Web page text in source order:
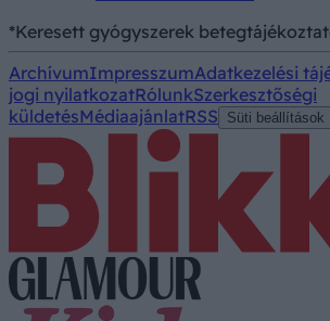
*Keresett gyógyszerek
ArchívumImpresszumAdatkezelési
jogi nyilatkozatRólunkSzerkesztőségi
küldetésMédiaajánlatRSS Süti beállítások